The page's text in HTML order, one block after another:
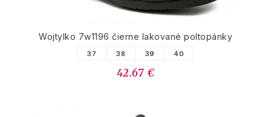
Wojtylko 7w1196 čierne lakované poltopánky
37 38 39 40
42.67 €